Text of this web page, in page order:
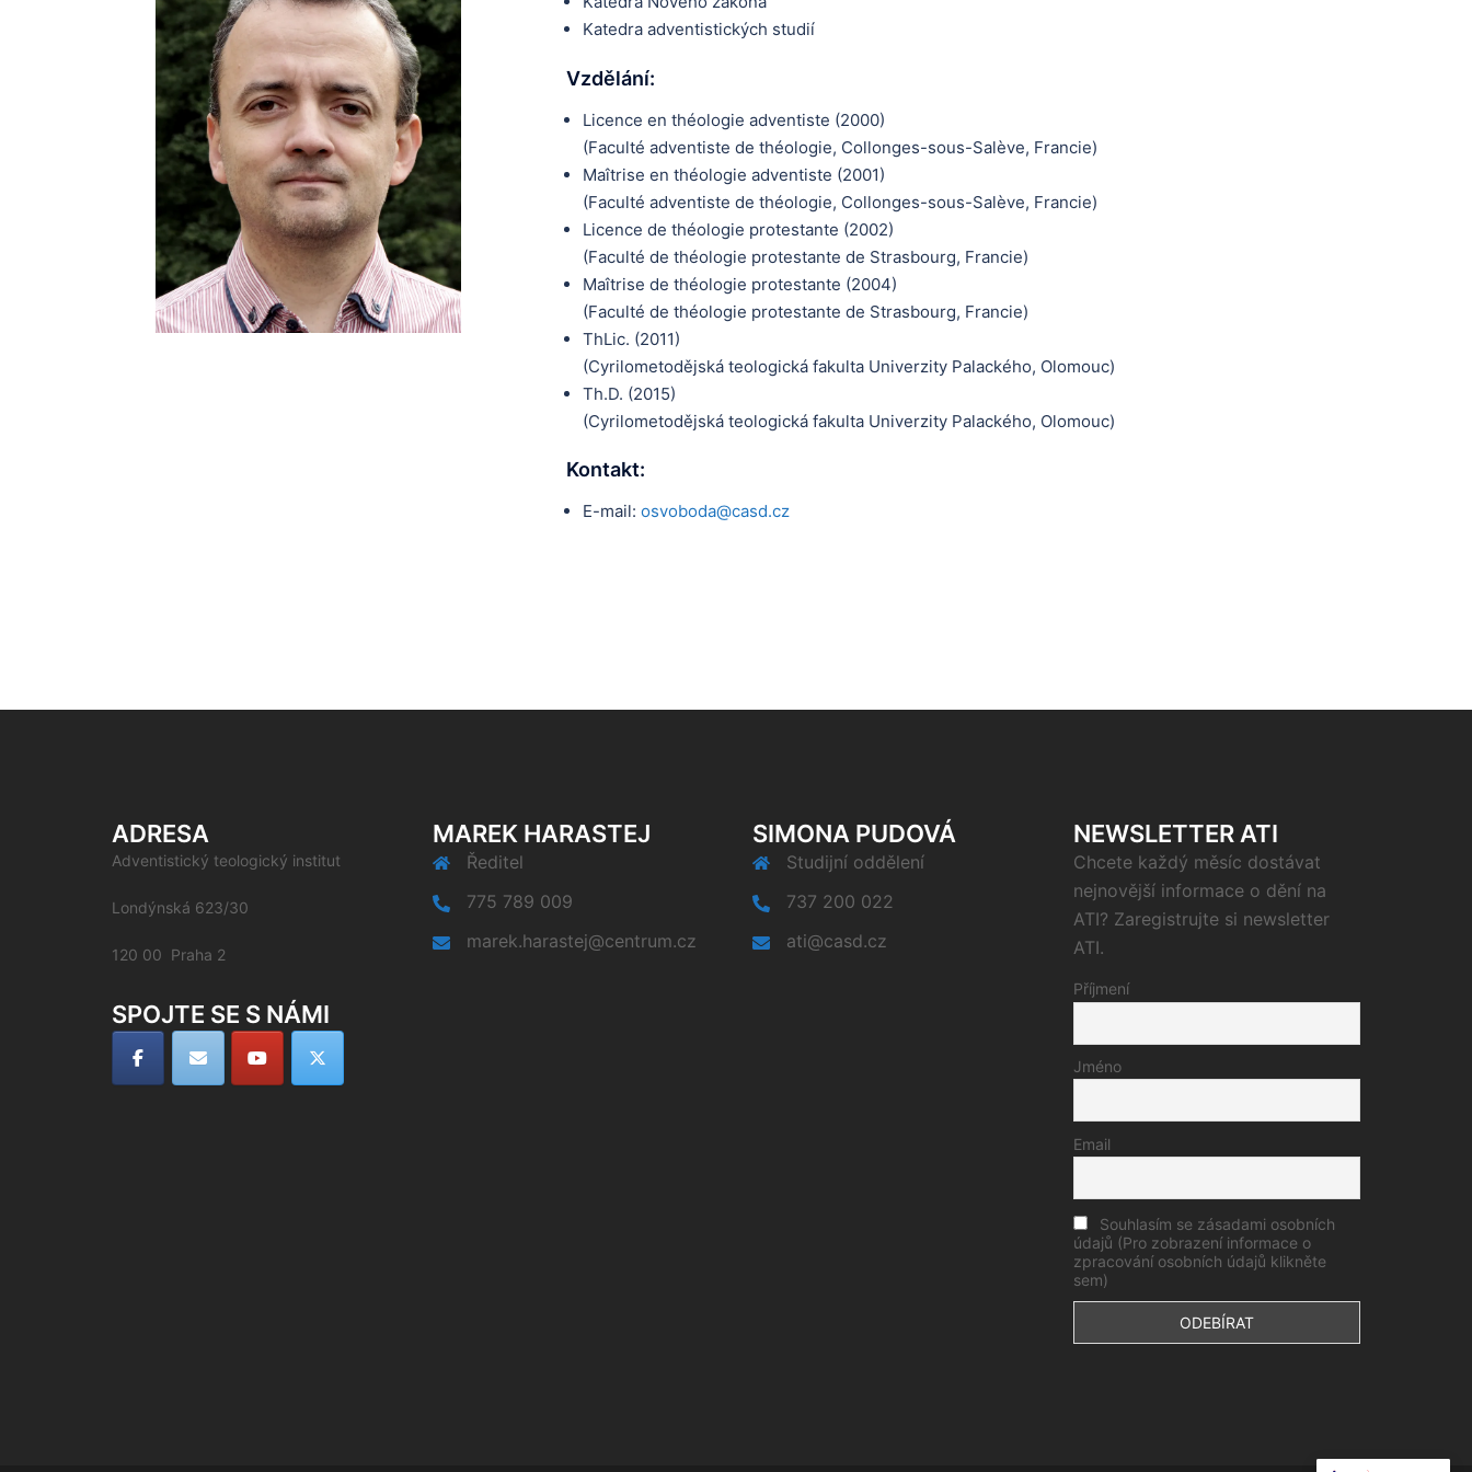
Katedra adventistických studií
Vzdělání:
Licence en théologie adventiste (2000)
(Faculté adventiste de théologie, Collonges-sous-Salève, Francie)
Maîtrise en théologie adventiste (2001)
(Faculté adventiste de théologie, Collonges-sous-Salève, Francie)
Licence de théologie protestante (2002)
(Faculté de théologie protestante de Strasbourg, Francie)
Maîtrise de théologie protestante (2004)
(Faculté de théologie protestante de Strasbourg, Francie)
ThLic. (2011)
(Cyrilometodějská teologická fakulta Univerzity Palackého, Olomouc)
Th.D. (2015)
(Cyrilometodějská teologická fakulta Univerzity Palackého, Olomouc)
Kontakt:
E-mail: osvoboda@casd.cz
ADRESA
Adventistický teologický institut
Londýnská 623/30
120 00 Praha 2
SPOJTE SE S NÁMI
MAREK HARASTEJ
Ředitel
775 789 009
marek.harastej@centrum.cz
SIMONA PUDOVÁ
Studijní oddělení
737 200 022
ati@casd.cz
NEWSLETTER ATI
Chcete každý měsíc dostávat
nejnovější informace o dění na
ATI? Zaregistrujte si newsletter
ATI.
Příjmení
Jméno
Email
Souhlasím se zásadami osobních
údajů (Pro zobrazení informace o
zpracování osobních údajů klikněte
sem)